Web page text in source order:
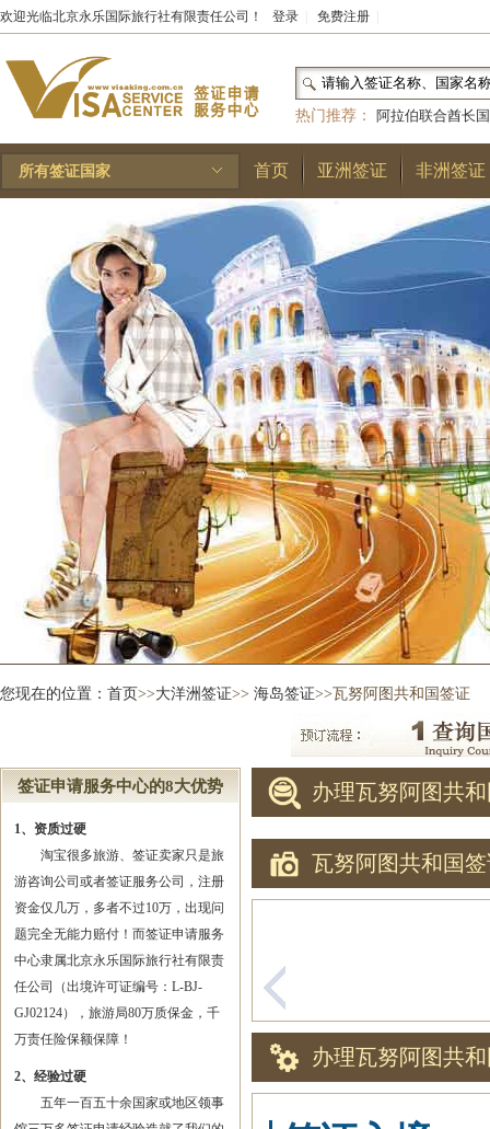
欢迎光临北京永乐国际旅行社有限责任公司！ 登录 免费注册
热门推荐：
阿拉伯联合酋长国
和国|布基纳法索|巴勒斯坦
林王国|安道尔公国|
所有签证国家 首页 亚洲签证 非洲签证
您现在的位置： 首页>>大洋洲签证>> 海岛签证>>瓦努阿图共和国签证
签证申请服务中心的8大优势
1、资质过硬
淘宝很多旅游、签证卖家只是旅
游咨询公司或者签证服务公司，注册
资金仅几万，多者不过10万，出现问
题完全无能力赔付！而签证申请服务
中心隶属北京永乐国际旅行社有限责
任公司（出境许可证编号：L-BJ-
GJ02124），旅游局80万质保金，千
万责任险保额保障！
2、经验过硬
五年一百五十余国家或地区领事
办理瓦努阿图共
瓦努阿图共和国
办理瓦努阿图共